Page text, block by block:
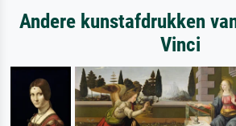
Andere kunstafdrukken
Vinci